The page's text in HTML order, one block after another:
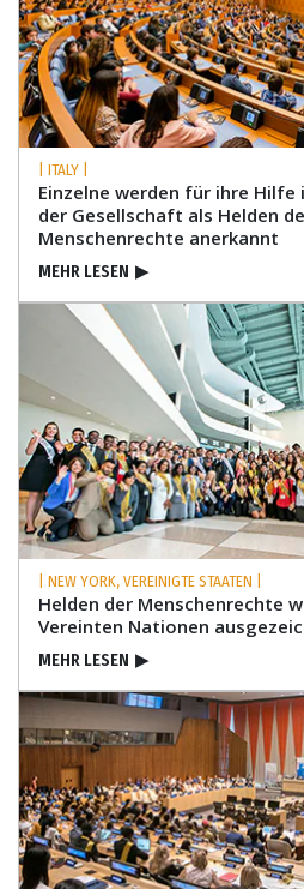
| ITALY |
Einzelne werden für ihre Hilfe
der Gesellschaft als Helden
Menschenrechte anerkannt
MEHR LESEN ▶
| NEW YORK, VEREINIGTE STAATEN |
Helden der Menschenrechte
Vereinten Nationen
MEHR LESEN ▶